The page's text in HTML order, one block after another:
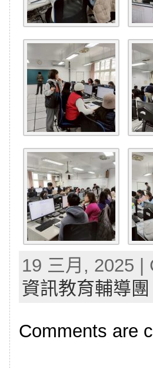
19 三月, 2025
資訊教育輔導團
Comments are